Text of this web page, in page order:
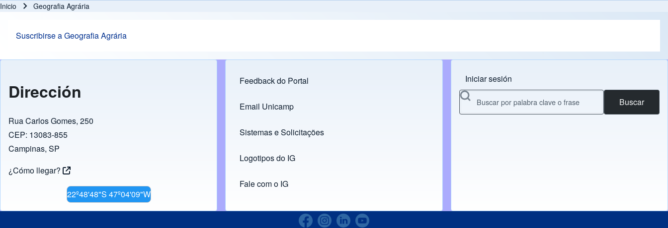
Inicio Geografia Agrária
Suscribirse a Geografia Agrária
Dirección
Rua Carlos Gomes, 250
CEP: 13083-855
Campinas, SP
¿Cómo llegar?
22º48'48"S 47º04'09"W
Footer menu
Feedback do Portal
Links
Email Unicamp
(opens in new tab)
Sistemas e Solicitações
(opens in new tab)
Logotipos do IG
(opens in new tab)
Fale com o IG
Menu do usuário
Iniciar sesión
Buscar